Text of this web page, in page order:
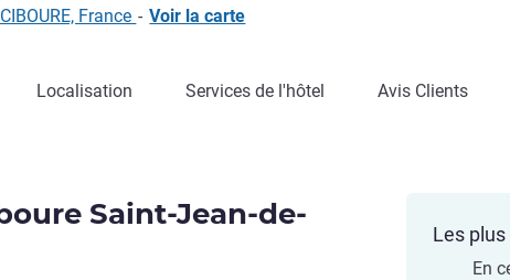
France - Voir la carte
Localisation Services de l'hôtel Avis Clients
Saint-Jean-de-
Les plus
En